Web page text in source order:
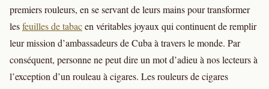
premiers rouleurs, en se servant de leurs mains pour transformer
lesfeuilles de tabacen véritables joyaux qui continuent de remplir
leur mission d’ambassadeurs de Cuba à travers le monde. Par
conséquent, personne ne peut dire un mot d’adieu à nos lecteurs à
l’exception d’un rouleau à cigares. Les rouleurs de cigares